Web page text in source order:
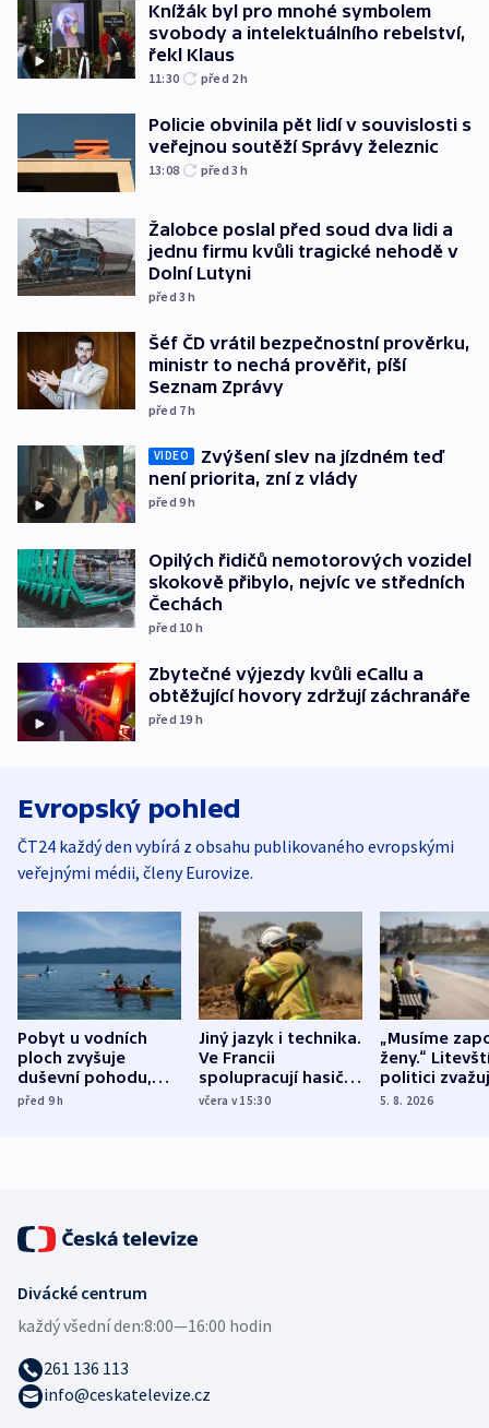
Knížák byl pro mnohé symbolem
svobody a intelektuálního rebelství,
řekl Klaus
11:30 před 2h
Policie obvinila pět lidí v souvislosti s
veřejnou soutěží Správy železnic
13:08 před 3h
Žalobce poslal před soud dva lidi a
jednu firmu kvůli tragické nehodě v
Dolní Lutyni
před 3h
Šéf ČD vrátil bezpečnostní prověrku,
ministr to nechá prověřit, píší
Seznam Zprávy
před 7h
VIDEO
Zvýšení slev na jízdném teď
není priorita, zní z vlády
před 9h
Opilých řidičů nemotorových vozidel
skokově přibylo, nejvíc ve středních
Čechách
před 10 h
Zbytečné výjezdy kvůli eCallu a
obtěžující hovory zdržují záchranáře
před 19 h
Evropský pohled
ČT24 každý den vybírá z obsahu publikovaného evropskými
veřejnými médii, členy Eurovize.
Pobyt u vodních
ploch zvyšuje
duševní pohodu,
ukázala
před 9h
Jiný jazyk i technika.
Ve Francii
spolupracují hasiči z
různých zemí
včera v 15:30
„Musíme
ženy.“
politici
dohodu o
5. 8. 2026
Divácké centrum
každý všední den:8:00—16:00 hodin
261 136 113
info@ceskatelevize.cz